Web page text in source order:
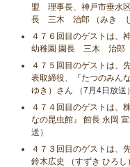
盟 理事長、神戸市垂水
長 三木 治郎 （みき じ
４７６回目のゲストは
幼稚園 園長 三木 治郎
４７５回目のゲストは
表取締役、『たつのみん
ゆき）さん （7月4日放送）
４７４回目のゲストは
なの昆虫館』 館長 永岡
送）
４７３回目のゲストは、
鈴木広史 （すずき ひろ